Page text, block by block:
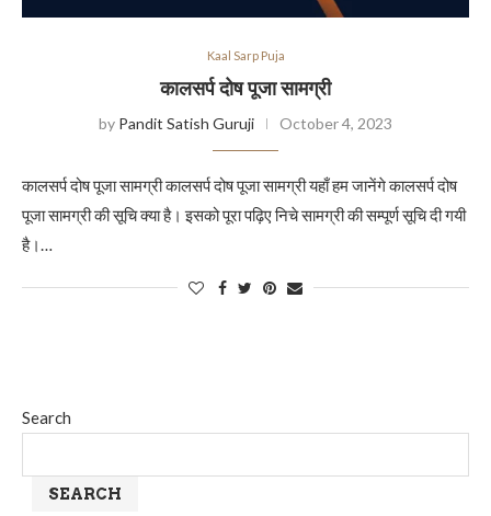
Kaal Sarp Puja
कालसर्प दोष पूजा सामग्री
by Pandit Satish Guruji October 4, 2023
कालसर्प दोष पूजा सामग्री कालसर्प दोष पूजा सामग्री यहाँ हम जानेंगे कालसर्प दोष
पूजा सामग्री की सूचि क्या है। इसको पूरा पढ़िए निचे सामग्री की सम्पूर्ण सूचि दी गयी
है।…
Search
SEARCH